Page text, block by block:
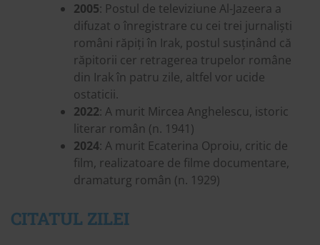
2005: Postul de televiziune Al-Jazeera a
difuzat o înregistrare cu cei trei jurnaliști
români răpiți în Irak, postul susținând că
răpitorii cer retragerea trupelor române
din Irak în patru zile, altfel vor ucide
ostaticii.
2022: A murit Mircea Anghelescu, istoric
literar român (n. 1941)
2024: A murit Ecaterina Oproiu, critic de
film, realizatoare de filme documentare,
dramaturg român (n. 1929)
CITATUL ZILEI